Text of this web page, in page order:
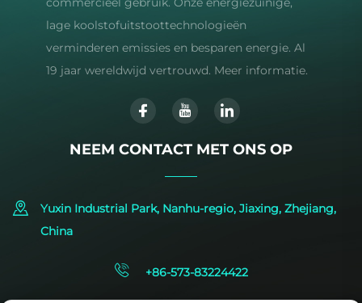
lage koolstofuitstoottechnologieën
verminderen emissies en besparen energie. Al
19 jaar wereldwijd vertrouwd. Meer informatie.
NEEM CONTACT MET ONS OP
Yuxin Industrial Park, Nanhu-regio, Jiaxing, Zhejiang,
China
+86-573-83224422